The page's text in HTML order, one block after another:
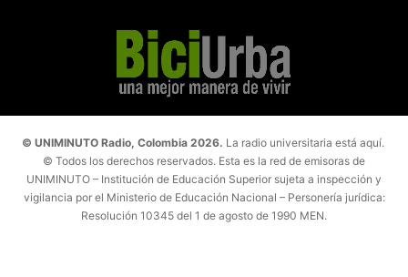
© UNIMINUTO Radio, Colombia 2026. La radio universitaria está aquí.
© Todos los derechos reservados. Esta es la red de emisoras de
UNIMINUTO – Institución de Educación Superior sujeta a inspección y
vigilancia por el Ministerio de Educación Nacional – Personería jurídica:
Resolución 10345 del 1 de agosto de 1990 MEN.